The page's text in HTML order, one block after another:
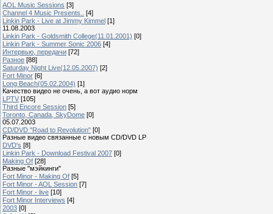
AOL Music Sessions [3]
Channel 4 Music Presents..
[4]
Linkin Park - Live at Jimmy Kimmel [1]
11.08.2003
Linkin Park - Goldsmith College(11.01.2001) [0]
Linkin Park - Summer Sonic 2006 [4]
Интервью, передачи [72]
Разное [88]
Saturday Night Live(12.05.2007) [2]
Fort Minor [6]
Long Beach(05.02.2004) [1]
Качество видео не очень, а вот аудио норм
LPTV [105]
Third Encore Session [5]
Toronto, Canada, SkyDome [0]
05.07.2003
CD/DVD "Road to Revolution" [0]
Разные видео связанные с новым CD/DVD LP
DVD's [8]
Linkin Park - Download Festival 2007 [0]
Making Of [28]
Разные "мэйкинги"
Fort Minor - Making Of [5]
Fort Minor - AOL Session [7]
Fort Minor - live [10]
Fort Minor Interviews [4]
2003 [0]